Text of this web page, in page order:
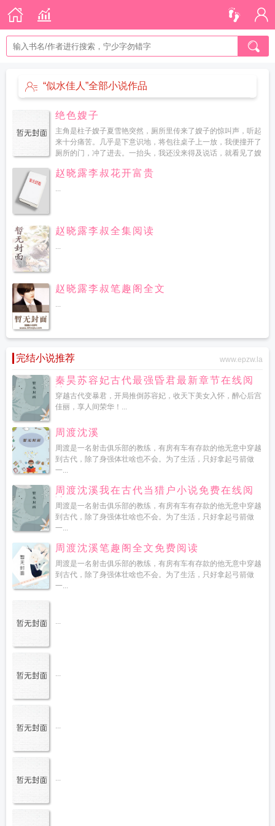
“似水佳人”全部小说作品
绝色嫂子
主角是柱子嫂子夏雪艳突然，厕所里传来了嫂子的惊叫声，听起
来十分痛苦。几乎是下意识地，将包往桌子上一放，我便撞开了
厕所的门，冲了进去。一抬头，我还没来得及说话，就看见了嫂
半...
赵晓露李叔花开富贵
...
赵晓露李叔全集阅读
...
赵晓露李叔笔趣阁全文
...
完结小说推荐 www.epzw.la
秦昊苏容妃古代最强昏君最新章节在线阅
读
穿越古代变暴君，开局推倒苏容妃，收天下美女入怀，醉心后宫
佳丽，享人间荣华！...
周渡沈溪
周渡是一名射击俱乐部的教练，有房有车有存款的他无意中穿越
到古代，除了身强体壮啥也不会。为了生活，只好拿起弓箭做
一...
周渡沈溪我在古代当猎户小说免费在线阅
读
周渡是一名射击俱乐部的教练，有房有车有存款的他无意中穿越
到古代，除了身强体壮啥也不会。为了生活，只好拿起弓箭做
一...
周渡沈溪笔趣阁全文免费阅读
周渡是一名射击俱乐部的教练，有房有车有存款的他无意中穿越
到古代，除了身强体壮啥也不会。为了生活，只好拿起弓箭做
一...
...
...
...
...